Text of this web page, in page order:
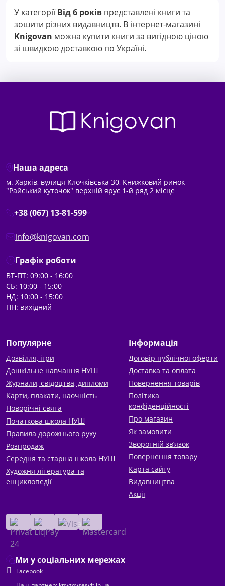
У категоріїВід 6 років представлені книги та
зошити різних видавництв. В інтернет-магазині
Knigovan можна купити книги за вигідною ціною
зі швидкою доставкою по Україні.
Наша адреса
м. Харків, вулиця Клочківська 30, Книжковий ринок
"Райський куточок" верхній ярус 1-й ряд 2 місце
+38 (067) 13-81-599
info@knigovan.com
Графік роботи
ВТ-ПТ: 09:00 - 16:00
СБ: 10:00 - 15:00
НД: 10:00 - 15:00
ПН: вихідний
Популярне
Дозвілля, ігри
Дошкільне навчання НУШ
Журнали, свідоцтва, дипломи
Карти, плакати, наочність
Новорічні свята
Початкова школа НУШ
Правила дорожнього руху
Розпродаж
Середня та старша школа НУШ
Художня література та
енциклопедії
Інформація
Договір публічної оферти
Доставка та оплата
Повернення товарів
Політика
конфіденційності
Про магазин
Як замовити
Зворотній зв’язок
Повернення товару
Карта сайту
Видавництва
Акції
Ми у соціальних мережах
Facebook